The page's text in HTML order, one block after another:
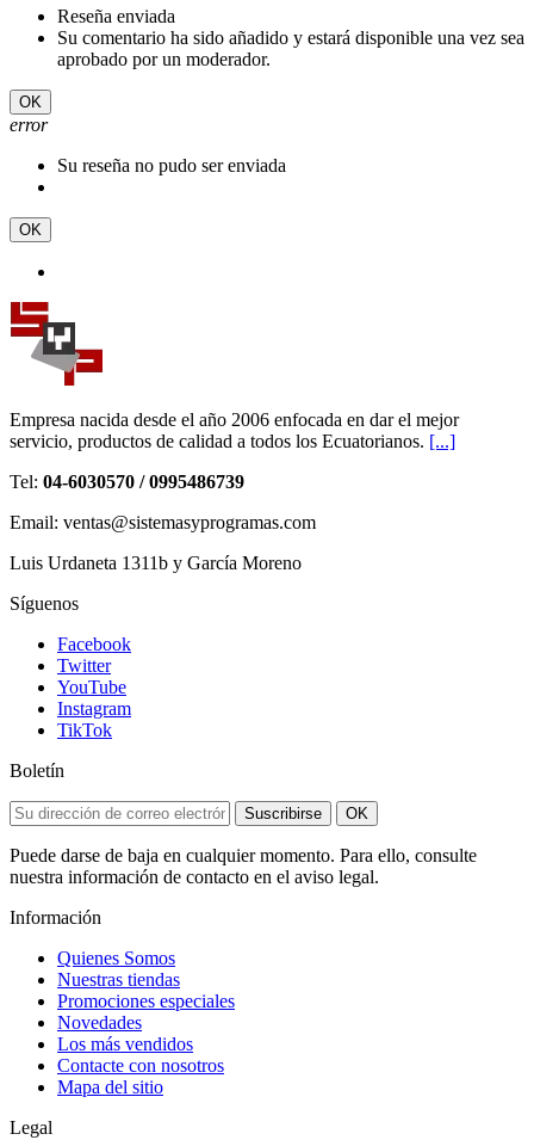
Reseña enviada
Su comentario ha sido añadido y estará disponible una vez sea
aprobado por un moderador.
OK
error
Su reseña no pudo ser enviada
OK
Empresa nacida desde el año 2006 enfocada en dar el mejor
servicio, productos de calidad a todos los Ecuatorianos. [...]
Tel: 04-6030570 / 0995486739
Email: ventas@sistemasyprogramas.com
Luis Urdaneta 1311b y García Moreno
Síguenos
Facebook
Twitter
YouTube
Instagram
TikTok
Boletín
Suscribirse OK
Puede darse de baja en cualquier momento. Para ello, consulte
nuestra información de contacto en el aviso legal.
Información
Quienes Somos
Nuestras tiendas
Promociones especiales
Novedades
Los más vendidos
Contacte con nosotros
Mapa del sitio
Legal